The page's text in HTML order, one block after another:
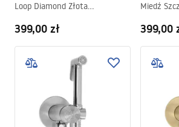
Loop Diamond Złota
399,00 zł
Miedź
399,00